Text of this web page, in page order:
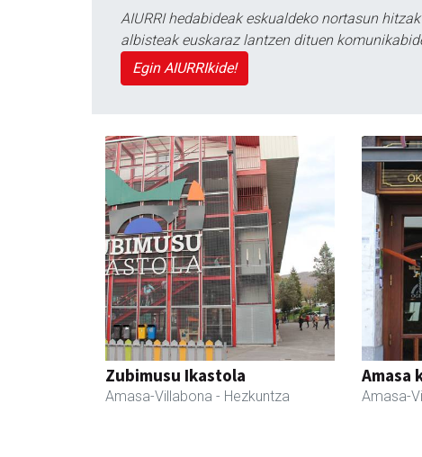
AIURRI hedabideak eskualdeko nortasun
albisteak euskaraz lantzen dituen
Egin AIURRIkide!
Zubimusu Ikastola
Amasa-Villabona - Hezkuntza
Amasa
Amasa-